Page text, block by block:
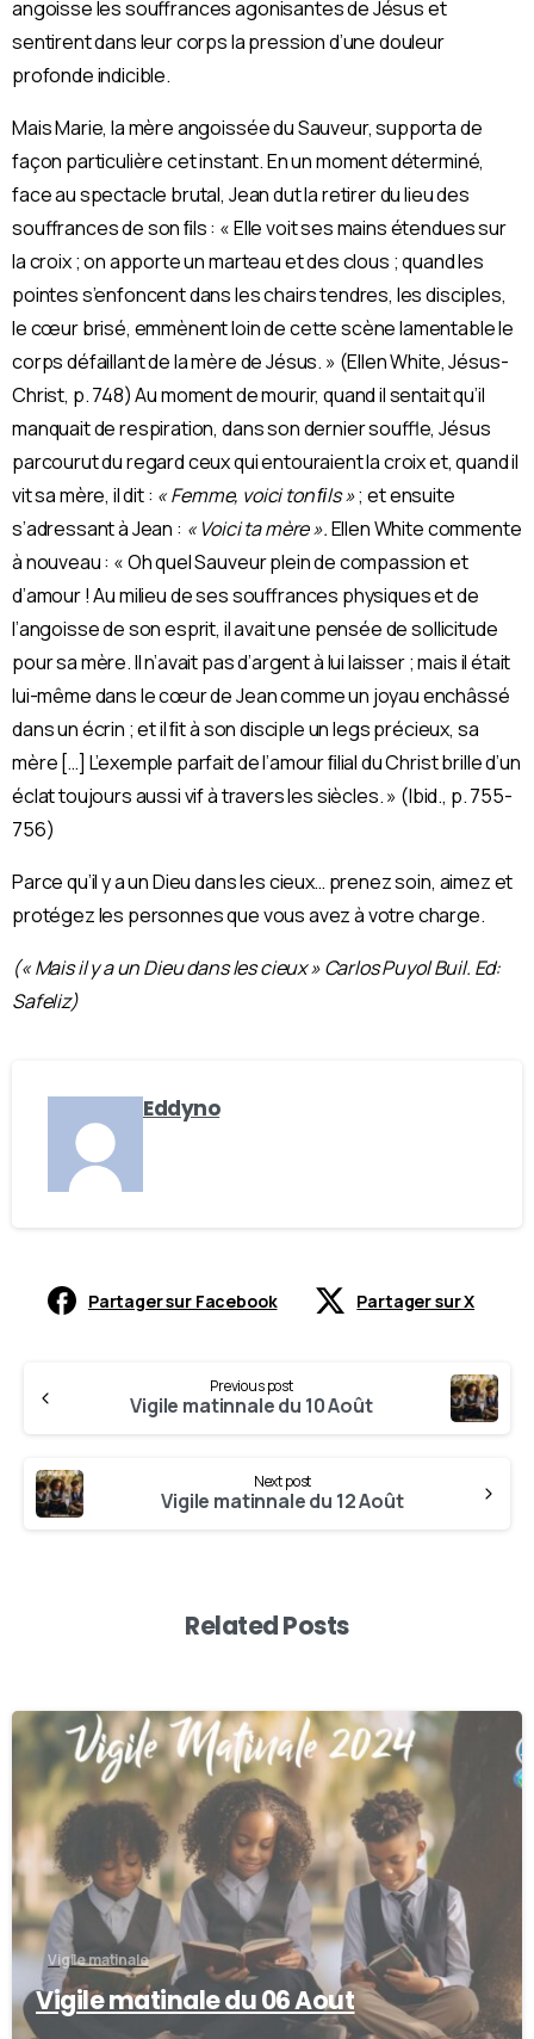
angoisse les souffrances agonisantes de Jésus et
sentirent dans leur corps la pression d’une douleur
profonde indicible.
Mais Marie, la mère angoissée du Sauveur, supporta de
façon particulière cet instant. En un moment déterminé,
face au spectacle brutal, Jean dut la retirer du lieu des
souffrances de son ﬁls : « Elle voit ses mains étendues sur
la croix ; on apporte un marteau et des clous ; quand les
pointes s’enfoncent dans les chairs tendres, les disciples,
le cœur brisé, emmènent loin de cette scène lamentable le
corps défaillant de la mère de Jésus. » (Ellen White, Jésus-
Christ, p. 748) Au moment de mourir, quand il sentait qu’il
manquait de respiration, dans son dernier souffle, Jésus
parcourut du regard ceux qui entouraient la croix et, quand il
vit sa mère, il dit : « Femme, voici ton ﬁls »; et ensuite
s’adressant à Jean : « Voici ta mère ».Ellen White commente
à nouveau : « Oh quel Sauveur plein de compassion et
d’amour ! Au milieu de ses souffrances physiques et de
l’angoisse de son esprit, il avait une pensée de sollicitude
pour sa mère. Il n’avait pas d’argent à lui laisser ; mais il était
lui-même dans le cœur de Jean comme un joyau enchâssé
dans un écrin ; et il ﬁt à son disciple un legs précieux, sa
mère […] L’exemple parfait de l’amour ﬁlial du Christ brille d’un
éclat toujours aussi vif à travers les siècles. » (Ibid., p. 755-
756)
Parce qu’il y a un Dieu dans les cieux… prenez soin, aimez et
protégez les personnes que vous avez à votre charge.
(« Mais il y a un Dieu dans les cieux » Carlos Puyol Buil. Ed:
Safeliz)
Eddyno
Partager sur Facebook Partager sur X
Previous post
Vigile matinnale du 10 Août
Next post
Vigile matinnale du 12 Août
Related Posts
Vigile matinale
Vigile matinale du 06 Aout